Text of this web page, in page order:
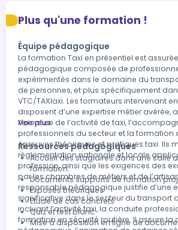
applicable ; - Calculer le coût estimatif d’une course
la circulation.
Plus qu'une formation !
Équipe pédagogique
La formation Taxi en présentiel est
pédagogique composée de
expérimentés dans le domaine du
de personnes, et plus spécifiquement
VTC/TAXIaxi. Les formateurs intervenant en présentiel
disposent d’une expertise métier avérée,
l’exercice de l’activité de taxi,
professionnels du secteur et la formation
épreuves théoriques et pratiques taxi. Ils
réglementation nationale et locale
profession, ainsi que les exigences des
par les chambres de métiers et de
responsable pédagogique justifie d’une
significative dans le secteur du transport
incluant l’activité taxi, la conduite
formation en sécurité routière. Il assure la
Voir plus
Ressources pédagogiques
Accueil des stagiaires dans une salle
formation.
Documents supports de formation
Exposés théoriques
Etude de cas concrets
Quiz et test blanc
Mise à disposition en ligne de